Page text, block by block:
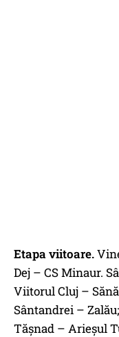
Etapa viitoare.
Dej – CS Minaur.
Viitorul Cluj –
Sântandrei –
Tășnad – Arieșul